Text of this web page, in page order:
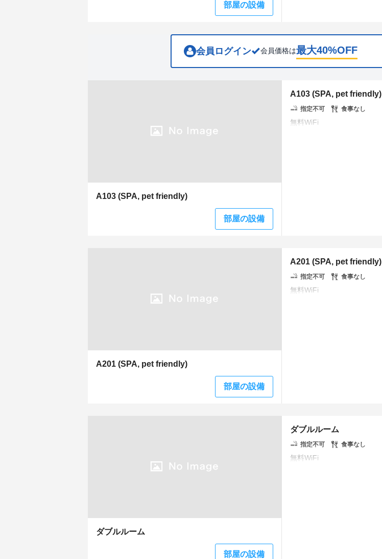
shortcuts
for
changing
部屋の設備
会員ログイン 会員価格は最大40%OFF
A103 (SPA, pet friendly)
部屋の設備
A103 (SPA, pet friendly)
指定不可 食事なし
A201 (SPA, pet friendly)
部屋の設備
A201 (SPA, pet friendly)
指定不可 食事なし
ダブルルーム
部屋の設備
ダブルルーム
指定不可 食事なし